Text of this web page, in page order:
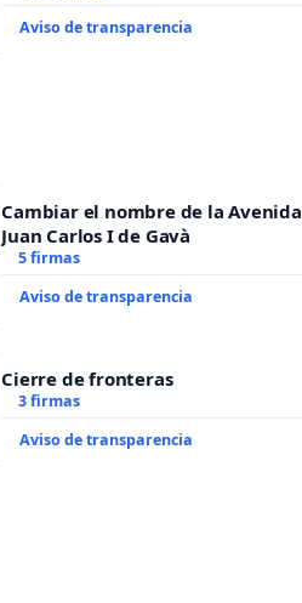
Aviso de transparencia
Cambiar el nombre de la Avenida
Juan Carlos I de Gavà
5 firmas
Aviso de transparencia
Cierre de fronteras
3 firmas
Aviso de transparencia